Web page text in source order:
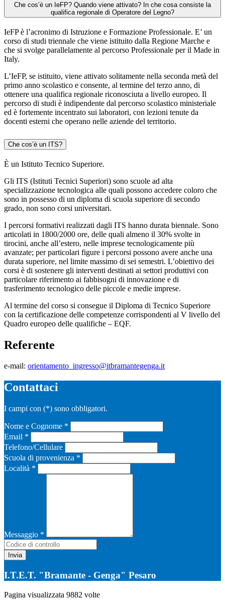
Che cos’è un IeFP? Quando viene attivato? In che cosa consiste la
qualifica regionale di Operatore del Legno?
IeFP è l’acronimo di Istruzione e Formazione Professionale. E’ un
corso di studi triennale che viene istituito dalla Regione Marche e
che si svolge parallelamente al percorso Professionale per il Made in
Italy.
L’IeFP, se istituito, viene attivato solitamente nella seconda metà del
primo anno scolastico e consente, al termine del terzo anno, di
ottenere una qualifica regionale riconosciuta a livello europeo. Il
percorso di studi è indipendente dal percorso scolastico ministeriale
ed è fortemente incentrato sui laboratori, con lezioni tenute da
docenti esterni che operano nelle aziende del territorio.
Che cos’è un ITS?
È un Istituto Tecnico Superiore.
Gli ITS (Istituti Tecnici Superiori) sono scuole ad alta
specializzazione tecnologica alle quali possono accedere coloro che
sono in possesso di un diploma di scuola superiore di secondo
grado, non sono corsi universitari.
I percorsi formativi realizzati dagli ITS hanno durata biennale. Sono
articolati in 1800/2000 ore, delle quali almeno il 30% svolte in
tirocini, anche all’estero, nelle imprese tecnologicamente più
avanzate; per particolari figure i percorsi possono avere anche una
durata superiore, nel limite massimo di sei semestri. L’obiettivo dei
corsi è di sostenere gli interventi destinati ai settori produttivi con
particolare riferimento ai fabbisogni di innovazione e di
trasferimento tecnologico delle piccole e medie imprese.
Al termine del corso si consegue il Diploma di Tecnico Superiore
con la certificazione delle competenze corrispondenti al V livello del
Quadro europeo delle qualifiche – EQF.
Referente
e-mail: orientamento_ingresso@itbramantegenga.it
Contattaci
I campi con (*) sono obbligatori.
Nome e Cognome *
Email *
Telefono/Cellulare
Scuola di provenienza *
Località *
Messaggio *
I.T.E.T. "Bramante - Genga" Pesaro
Pagina visualizzata 9882 volte